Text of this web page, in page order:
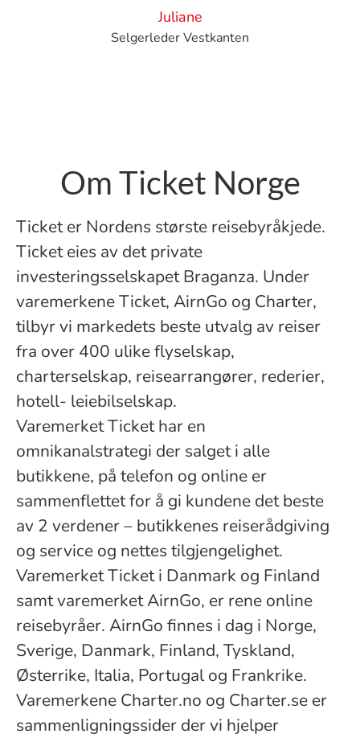
Juliane
Selgerleder Vestkanten
Om Ticket Norge
Ticket er Nordens største reisebyråkjede.
Ticket eies av det private
investeringsselskapet Braganza. Under
varemerkene Ticket, AirnGo og Charter,
tilbyr vi markedets beste utvalg av reiser
fra over 400 ulike flyselskap,
charterselskap, reisearrangører, rederier,
hotell- leiebilselskap.
Varemerket Ticket har en
omnikanalstrategi der salget i alle
butikkene, på telefon og online er
sammenflettet for å gi kundene det beste
av 2 verdener – butikkenes reiserådgiving
og service og nettes tilgjengelighet.
Varemerket Ticket i Danmark og Finland
samt varemerket AirnGo, er rene online
reisebyråer. AirnGo finnes i dag i Norge,
Sverige, Danmark, Finland, Tyskland,
Østerrike, Italia, Portugal og Frankrike.
Varemerkene Charter.no og Charter.se er
sammenligningssider der vi hjelper